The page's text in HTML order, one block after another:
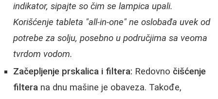
indikator, sipajte so čim se lampica upali.
Korišćenje tableta "all-in-one" ne oslobađa uvek od
potrebe za solju, posebno u područjima sa veoma
tvrdom vodom.
Začepljenje prskalica i filtera: Redovno čišćenje
filtera na dnu mašine je obaveza. Takođe,